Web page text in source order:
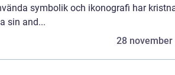
symbolik och ikonografi har
sin and...
28 november